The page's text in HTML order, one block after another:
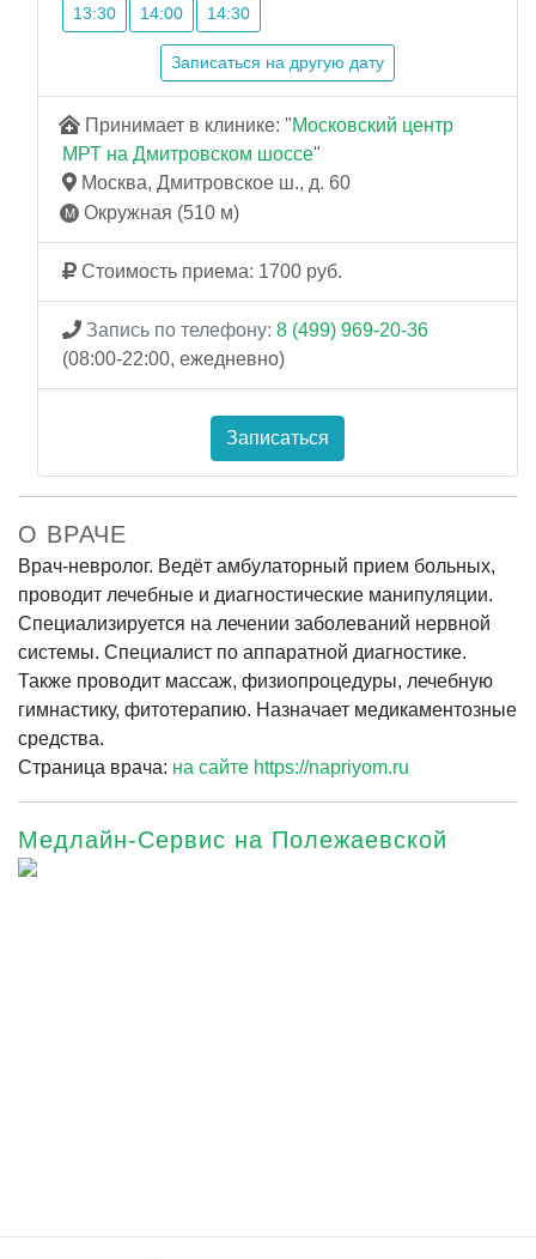
13:30 14:00 14:30
Записаться на другую дату
Принимает в клинике: "Московский центр
МРТ на Дмитровском шоссе"
Москва, Дмитровское ш., д. 60
Окружная (510 м)
Стоимость приема: 1700 руб.
Запись по телефону: 8 (499) 969-20-36
(08:00-22:00, ежедневно)
Записаться
О ВРАЧЕ
Врач-невролог. Ведёт амбулаторный прием больных,
проводит лечебные и диагностические манипуляции.
Специализируется на лечении заболеваний нервной
системы. Специалист по аппаратной диагностике.
Также проводит массаж, физиопроцедуры, лечебную
гимнастику, фитотерапию. Назначает медикаментозные
средства.
Страница врача: на сайте https://napriyom.ru
Медлайн-Сервис на Полежаевской